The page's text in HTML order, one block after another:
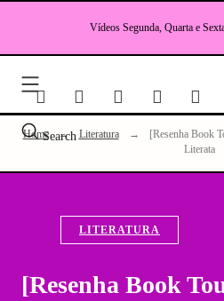
Vídeos Segunda, Quarta e
Search
Home → Literatura →
[Resenha Book
Literata
LITERATURA
[Resenha Book